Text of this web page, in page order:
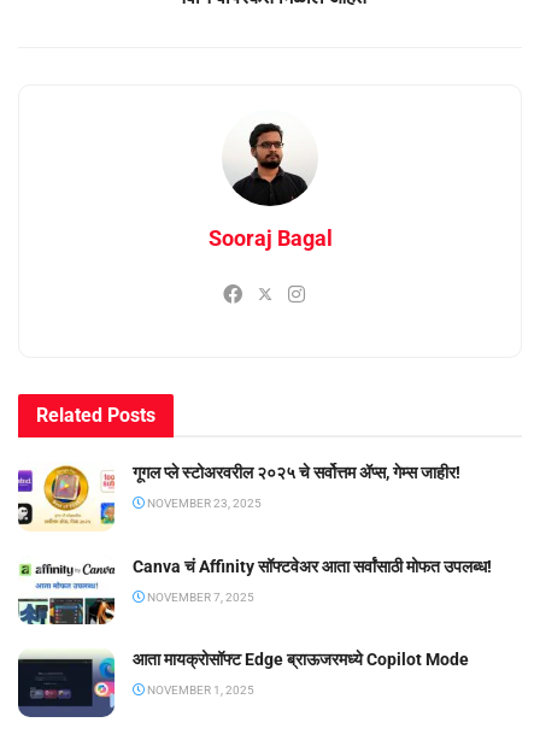
Sooraj Bagal
Related Posts
गूगल प्ले स्टोअरवरील २०२५ चे सर्वोत्तम ॲप्स, गेम्स जाहीर!
NOVEMBER 23, 2025
Canva चं Affinity सॉफ्टवेअर आता सर्वांसाठी मोफत उपलब्ध!
NOVEMBER 7, 2025
आता मायक्रोसॉफ्ट Edge ब्राऊजरमध्ये Copilot Mode
NOVEMBER 1, 2025